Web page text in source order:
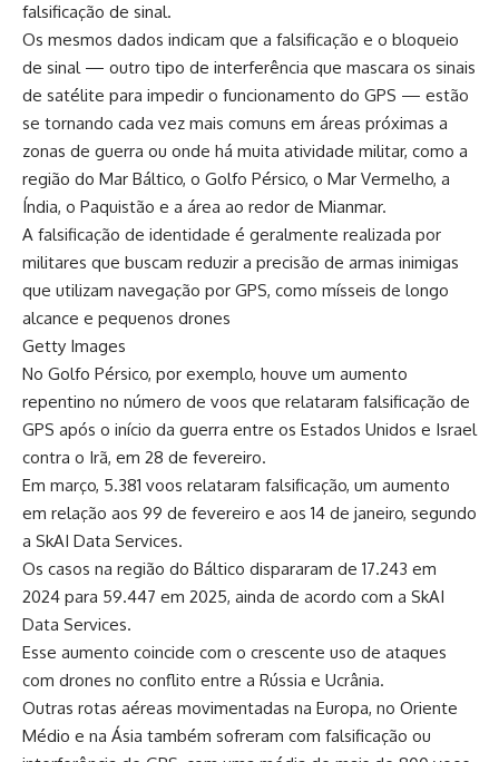
falsificação de sinal.
Os mesmos dados indicam que a falsificação e o bloqueio
de sinal — outro tipo de interferência que mascara os sinais
de satélite para impedir o funcionamento do GPS — estão
se tornando cada vez mais comuns em áreas próximas a
zonas de guerra ou onde há muita atividade militar, como a
região do Mar Báltico, o Golfo Pérsico, o Mar Vermelho, a
Índia, o Paquistão e a área ao redor de Mianmar.
A falsificação de identidade é geralmente realizada por
militares que buscam reduzir a precisão de armas inimigas
que utilizam navegação por GPS, como mísseis de longo
alcance e pequenos drones
Getty Images
No Golfo Pérsico, por exemplo, houve um aumento
repentino no número de voos que relataram falsificação de
GPS após o início da guerra entre os Estados Unidos e Israel
contra o Irã, em 28 de fevereiro.
Em março, 5.381 voos relataram falsificação, um aumento
em relação aos 99 de fevereiro e aos 14 de janeiro, segundo
a SkAI Data Services.
Os casos na região do Báltico dispararam de 17.243 em
2024 para 59.447 em 2025, ainda de acordo com a SkAI
Data Services.
Esse aumento coincide com o crescente uso de ataques
com drones no conflito entre a Rússia e Ucrânia.
Outras rotas aéreas movimentadas na Europa, no Oriente
Médio e na Ásia também sofreram com falsificação ou